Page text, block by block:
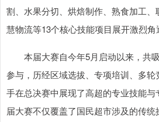
割、水果分切、烘焙制作、熟食加工
慧物流等13个核心技能项目展开激烈角
本届大赛自今年5月启动以来，共吸
参与，历经区域选拔、专项培训、多
手在总决赛中展现了高超的专业技能
届大赛不仅覆盖了国民超市涉及的传